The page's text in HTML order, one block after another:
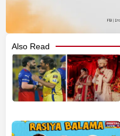
Also Read